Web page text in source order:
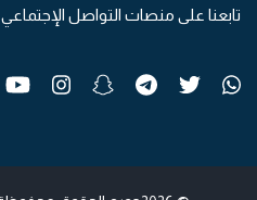
تابعنا على منصات التواصل الإجتماعي